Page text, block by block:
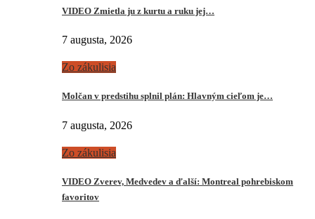
VIDEO Zmietla ju z kurtu a ruku jej…
7 augusta, 2026
Zo zákulisia
Molčan v predstihu splnil plán: Hlavným cieľom je…
7 augusta, 2026
Zo zákulisia
VIDEO Zverev, Medvedev a ďalší: Montreal pohrebiskom
favoritov